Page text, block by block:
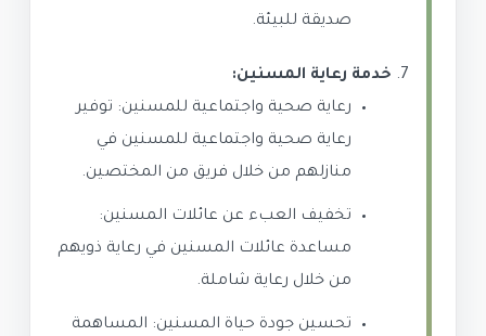
صديقة للبيئة.
خدمة رعاية المسنين:
رعاية صحية واجتماعية للمسنين: توفير
رعاية صحية واجتماعية للمسنين في
منازلهم من خلال فريق من المختصين.
تخفيف العبء عن عائلات المسنين:
مساعدة عائلات المسنين في رعاية ذويهم
من خلال رعاية شاملة.
تحسين جودة حياة المسنين: المساهمة